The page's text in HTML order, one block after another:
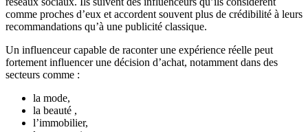
comme proches d’eux et accordent souvent plus de crédibilité à leurs
recommandations qu’à une publicité classique.
Un influenceur capable de raconter une expérience réelle peut
fortement influencer une décision d’achat, notamment dans des
secteurs comme :
la mode,
la beauté ,
l’immobilier,